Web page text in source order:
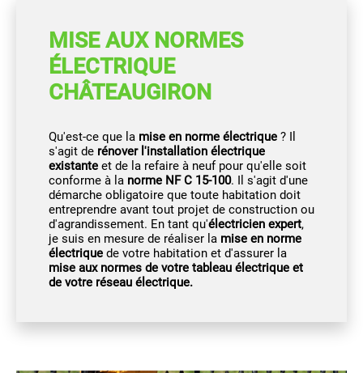
MISE AUX NORMES
ÉLECTRIQUE
CHÂTEAUGIRON
Qu'est-ce que la mise en norme électrique ? Il
s'agit de rénover l'installation électrique
existante et de la refaire à neuf pour qu'elle soit
conforme à la norme NF C 15-100. Il s'agit d'une
démarche obligatoire que toute habitation doit
entreprendre avant tout projet de construction ou
d'agrandissement. En tant qu'électricien expert,
je suis en mesure de réaliser la mise en norme
électrique de votre habitation et d'assurer la
mise aux normes de votre tableau électrique et
de votre réseau électrique.